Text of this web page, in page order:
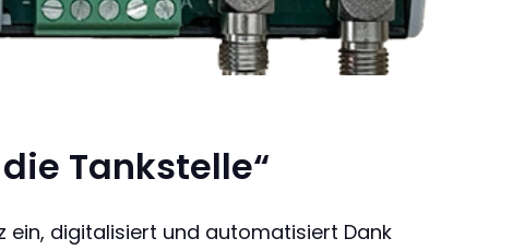
Tankstelle“
ein, digitalisiert und automatisiert Dank